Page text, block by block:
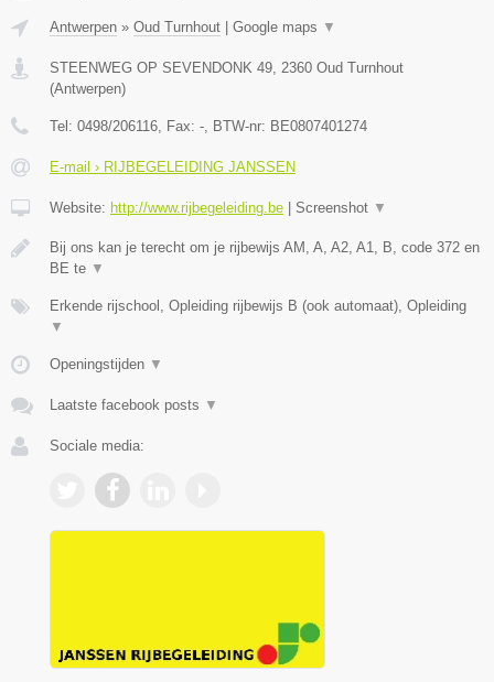
Antwerpen » Oud Turnhout Google maps ▼
STEENWEG OP SEVENDONK 49, 2360 Oud Turnhout
(Antwerpen)
Tel: 0498/206116, Fax: -, BTW-nr: BE0807401274
E-mail › RIJBEGELEIDING JANSSEN
Website: http://www.rijbegeleiding.be Screenshot ▼
Bij ons kan je terecht om je rijbewijs AM, A, A2, A1, B, code 372 en
BE te ▼
Erkende rijschool, Opleiding rijbewijs B (ook automaat), Opleiding
▼
Openingstijden ▼
Laatste facebook posts ▼
Sociale media: